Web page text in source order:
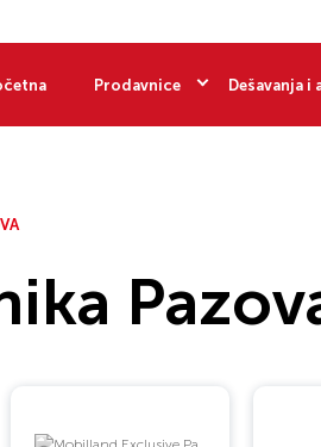
Prodavnice Dešavanja i